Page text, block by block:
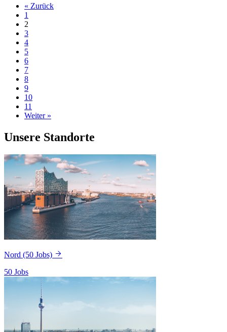
« Zurück
1
2
3
4
5
6
7
8
9
10
11
Weiter »
Unsere Standorte
Nord (50 Jobs)
50 Jobs